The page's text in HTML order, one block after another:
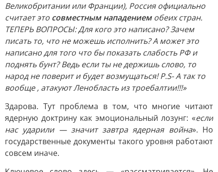
Великобритании или Франции), Россия официально
считает это совместным нападениемобеих стран.
ТЕПЕРЬ ВОПРОСЫ: Для кого это написано? Зачем
писать то, что не можешь исполнить? А может это
написано для того что бы показать слабость РФ и
поднять бунт? Ведь если ты не держишь слово, то
народ не поверит и будет возмущаться! P.S- А так то
вообще , атакуют Ленобласть из троебалтии!!!»
Здарова. Тут проблема в том, что многие читают
ядерную доктрину как эмоциональный лозунг: «если
нас ударили — значит завтра ядерная война». Но
государственные документы такого уровня работают
совсем иначе.